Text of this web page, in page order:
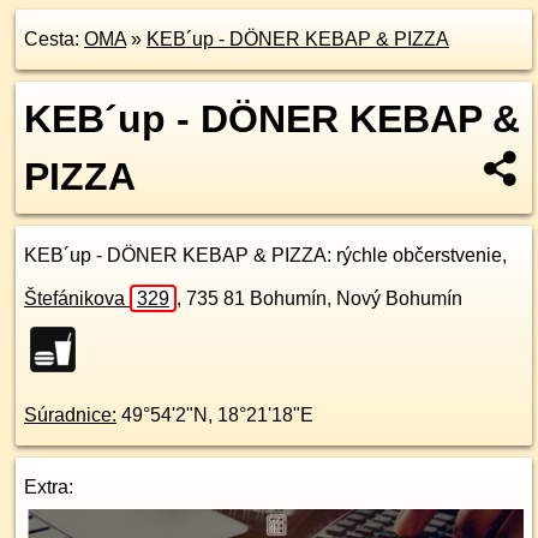
Cesta: OMA» KEB´up - DÖNER KEBAP & PIZZA
KEB´up - DÖNER KEBAP &
PIZZA
KEB´up - DÖNER KEBAP & PIZZA: rýchle občerstvenie,
Štefánikova 329 , 735 81 Bohumín, Nový Bohumín
Súradnice: 49°54'2"N , 18°21'18"E
Extra: